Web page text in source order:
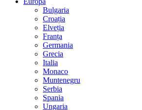
Bulgaria
Croația
Elveția
Franța
Germania
Grecia
Italia
Monaco
Muntenegru
Serbia
Spania
Ungaria